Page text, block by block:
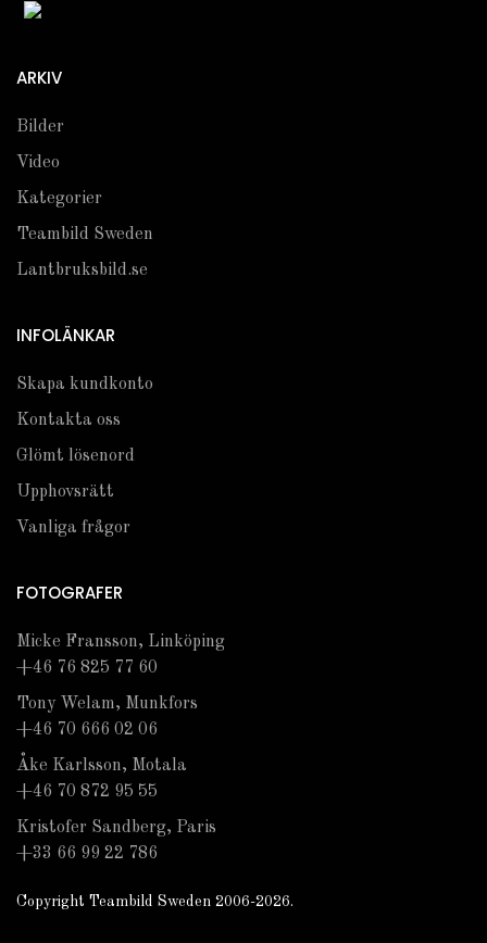
ARKIV
Bilder
Video
Kategorier
Teambild Sweden
Lantbruksbild.se
INFOLÄNKAR
Skapa kundkonto
Kontakta oss
Glömt lösenord
Upphovsrätt
Vanliga frågor
FOTOGRAFER
Micke Fransson, Linköping
+46 76 825 77 60
Tony Welam, Munkfors
+46 70 666 02 06
Åke Karlsson, Motala
+46 70 872 95 55
Kristofer Sandberg, Paris
+33 66 99 22 786
Copyright Teambild Sweden 2006-2026.